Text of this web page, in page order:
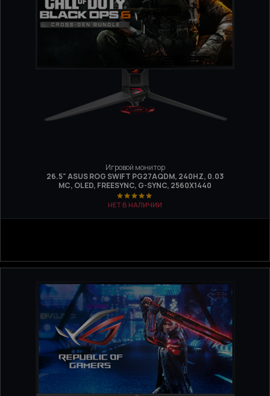
Игровой монитор
26.5" ASUS ROG SWIFT PG27AQDM, 240HZ, 0.03
МС, OLED, FREESYNC, G-SYNC, 2560X1440
НЕТ В НАЛИЧИИ